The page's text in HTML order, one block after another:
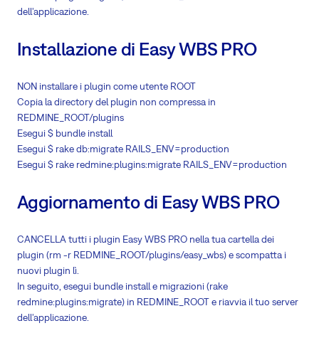
dell'applicazione.
Installazione di Easy WBS PRO
NON installare i plugin come utente ROOT
Copia la directory del plugin non compressa in
REDMINE_ROOT/plugins
Esegui $ bundle install
Esegui $ rake db:migrate RAILS_ENV=production
Esegui $ rake redmine:plugins:migrate RAILS_ENV=production
Aggiornamento di Easy WBS PRO
CANCELLA tutti i plugin Easy WBS PRO nella tua cartella dei
plugin (rm -r REDMINE_ROOT/plugins/easy_wbs) e scompatta i
nuovi plugin lì.
In seguito, esegui bundle install e migrazioni (rake
redmine:plugins:migrate) in REDMINE_ROOT e riavvia il tuo server
dell'applicazione.